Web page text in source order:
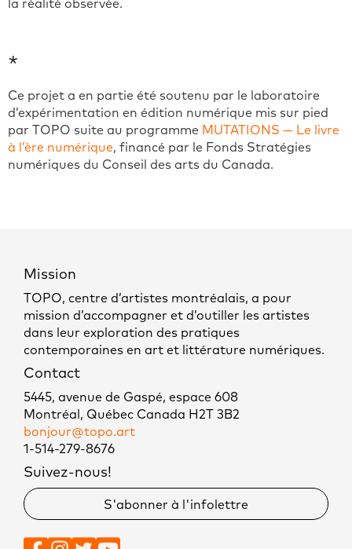
la réalité observée.
*
Ce projet a en partie été soutenu par le laboratoire
d’expérimentation en édition numérique mis sur pied
par TOPO suite au programme MUTATIONS — Le livre
à l’ère numérique, financé par le Fonds Stratégies
numériques du Conseil des arts du Canada.
Mission
TOPO, centre d’artistes montréalais, a pour
mission d’accompagner et d’outiller les artistes
dans leur exploration des pratiques
contemporaines en art et littérature numériques.
Contact
5445, avenue de Gaspé, espace 608
Montréal, Québec Canada H2T 3B2
bonjour@topo.art
1-514-279-8676
Suivez-nous!
S'abonner à l'infolettre